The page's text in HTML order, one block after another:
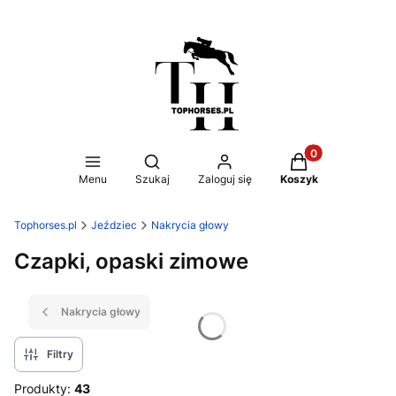
Menu
Otwórz wyszukiwarkę
Szukaj Zaloguj się
Produkty w
Koszyk
Tophorses.pl Jeździec Nakrycia głowy
Czapki, opaski zimowe
Nakrycia głowy
Filtry
Produkty: 43